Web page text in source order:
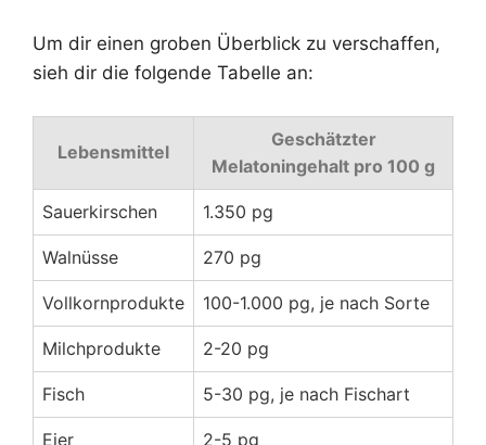
Um dir einen groben Überblick zu verschaffen,
sieh dir die folgende Tabelle an:
Lebensmittel
Geschätzter
Melatoningehalt pro 100 g
Sauerkirschen 1.350 pg
Walnüsse 270 pg
Vollkornprodukte 100-1.000 pg, je nach Sorte
Milchprodukte 2-20 pg
Fisch 5-30 pg, je nach Fischart
Eier 2-5 pg